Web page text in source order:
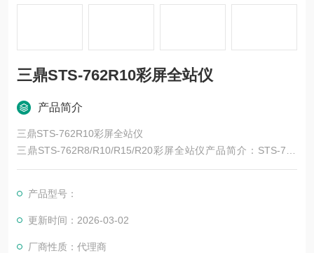
三鼎STS-762R10彩屏全站仪
产品简介
三鼎STS-762R10彩屏全站仪
三鼎STS-762R8/R10/R15/R20彩屏全站仪产品简介：STS-762
系列彩屏全站仪从外观造型到内部性能都是一次“革命"。外观更
屏采用进口3.5英寸高亮液晶屏，经过测试屏幕在阳光下依然显示
清晰。
产品型号：
更新时间：2026-03-02
厂商性质：代理商